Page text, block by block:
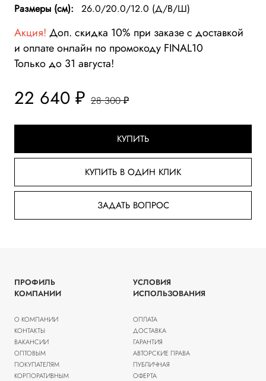
Размеры (см):
26.0/20.0/12.0 (Д/В/Ш)
Акция! Доп. скидка 10% при заказе с доставкой
и оплате онлайн по промокоду FINAL10
Только до 31 августа!
22 640 ₽ 28 300 ₽
КУПИТЬ
КУПИТЬ В ОДИН КЛИК
ЗАДАТЬ ВОПРОС
ПРОФИЛЬ
КОМПАНИИ
О КОМПАНИИ
КОНТАКТЫ
ВАКАНСИИ
ОПТОВЫМ
ПОКУПАТЕЛЯМ
КОРПОРАТИВНЫМ
УСЛОВИЯ
ИСПОЛЬЗОВАНИЯ
ОПЛАТА
ДОСТАВКА
ГАРАНТИЯ
АВТОРСКИЕ ПРАВА
ПУБЛИЧНАЯ
ОФЕРТА